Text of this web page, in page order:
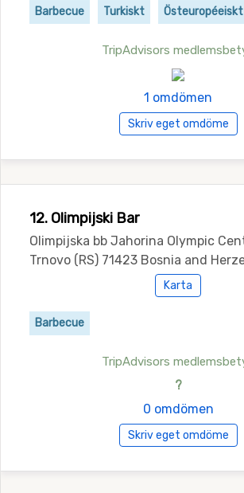
Barbecue Turkiskt Östeuropéeiskt
TripAdvisors
1 omdömen
Skriv eget omdöme
12. Olimpijski Bar
Olimpijska bb Jahorina Olympic
Trnovo (RS) 71423 Bosnia and
Karta
Barbecue
TripAdvisors
?
0 omdömen
Skriv eget omdöme